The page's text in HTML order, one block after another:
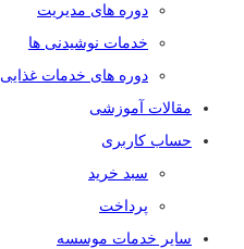
دوره های مدیریت
خدمات نوشیدنی ها
دوره های خدمات غذایی
مقالات آموزشی
حساب کاربری
سبد خرید
پرداخت
سایر خدمات موسسه